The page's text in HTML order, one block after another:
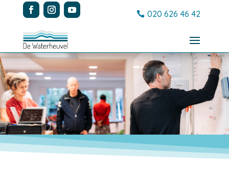
020 626 46 42